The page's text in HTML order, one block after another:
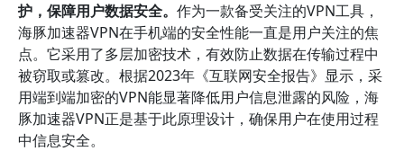
护，保障用户数据安全。 作为一款备受关注的VPN工具，
海豚加速器VPN在手机端的安全性能一直是用户关注的焦
点。它采用了多层加密技术，有效防止数据在传输过程中
被窃取或篡改。根据2023年《互联网安全报告》显示，采
用端到端加密的VPN能显著降低用户信息泄露的风险，海
豚加速器VPN正是基于此原理设计，确保用户在使用过程
中信息安全。